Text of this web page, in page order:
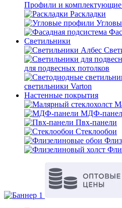
Профили и
Раскладки
Светильники
для подвесных потолков
светильники Varton
Настенные покрытия
МДФ-
Пвх-панели
Стеклообои